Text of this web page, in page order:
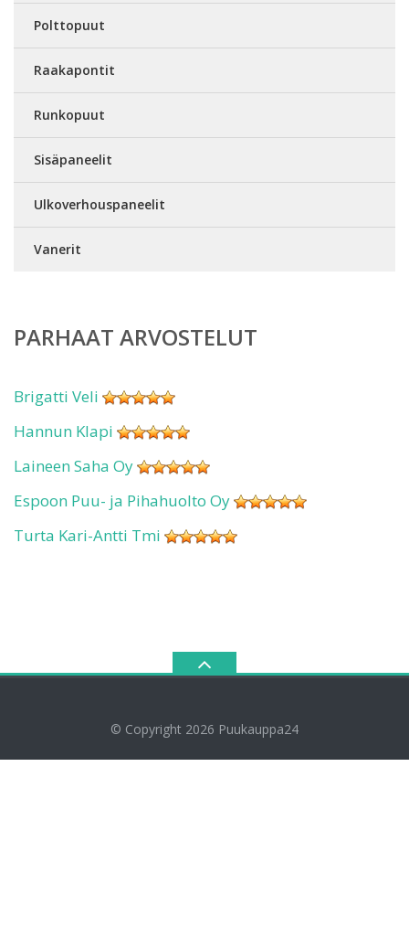
Polttopuut
Raakapontit
Runkopuut
Sisäpaneelit
Ulkoverhouspaneelit
Vanerit
PARHAAT ARVOSTELUT
Brigatti Veli
Hannun Klapi
Laineen Saha Oy
Espoon Puu- ja Pihahuolto Oy
Turta Kari-Antti Tmi
© Copyright 2026 Puukauppa24